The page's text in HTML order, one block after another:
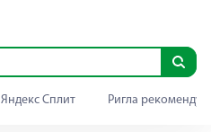
Яндекс Сплит Ригла